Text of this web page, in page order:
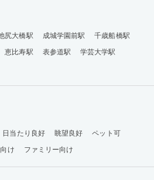
尻大橋駅 成城学園前駅
千歳船橋駅
恵比寿駅 表参道駅
学芸大学駅
日当たり良好 眺望良好
ペット可
け ファミリー向け